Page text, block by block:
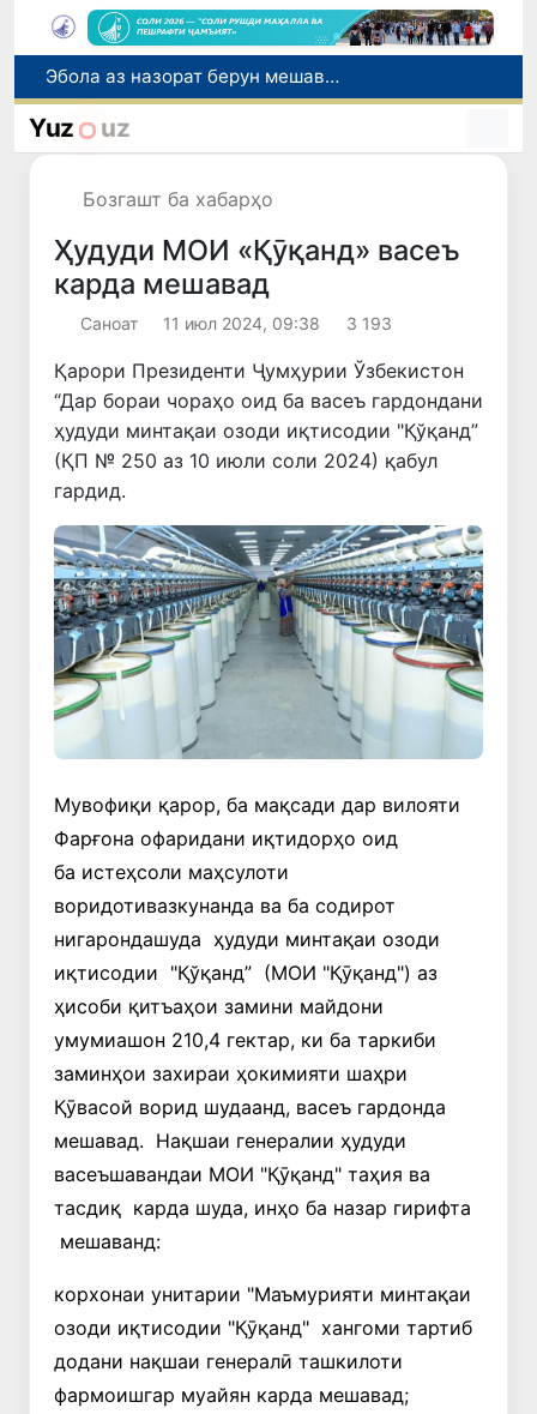
Эбола аз назорат берун мешавад: дар ҶД Конго шумораи беморон дар як ҳафта ду баробар афзуд, СУТ бонги хатар мезанад
Дар моҳи июл дар Ӯзбекистон нархи маҳсулоти озуқаворӣ коҳиш ёфт, аммо баъзе молу хидматрасониҳо гарон шуданд
Дар Сенат тадбирҳои беҳтар намудани мавқеи Ӯзбекистон дар рейтингҳо ва индексҳои байналмилалӣ баррасӣ шуданд
Yuz uz
Бозгашт ба хабарҳо
Ҳудуди МОИ «Қӯқанд» васеъ
карда мешавад
Саноат 11 июл 2024, 09:38 3 193
Қарори Президенти Ҷумҳурии Ўзбекистон
“Дар бораи чораҳо оид ба васеъ гардондани
ҳудуди минтақаи озоди иқтисодии "Қўқанд”
(ҚП № 250 аз 10 июли соли 2024) қабул
гардид.
Мувофиқи қарор, ба мақсади дар вилояти
Фарғона офаридани иқтидорҳо оид
ба истеҳсоли маҳсулоти
воридотивазкунанда ва ба содирот
нигарондашуда ҳудуди минтақаи озоди
иқтисодии "Қўқанд” (МОИ "Қӯқанд") аз
ҳисоби қитъаҳои замини майдони
умумиашон 210,4 гектар, ки ба таркиби
заминҳои захираи ҳокимияти шаҳри
Қӯвасой ворид шудаанд, васеъ гардонда
мешавад. Нақшаи генералии ҳудуди
васеъшавандаи МОИ "Қӯқанд" таҳия ва
тасдиқ карда шуда, инҳо ба назар гирифта
мешаванд:
корхонаи унитарии "Маъмурияти минтақаи
озоди иқтисодии "Қӯқанд" хангоми тартиб
додани нақшаи генералӣ ташкилоти
фармоишгар муайян карда мешавад;